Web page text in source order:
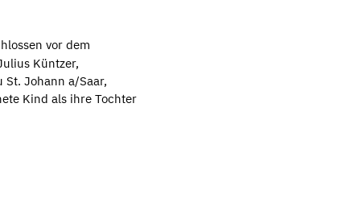
vor dem
Küntzer,
Johann a/Saar,
Kind als ihre Tochter